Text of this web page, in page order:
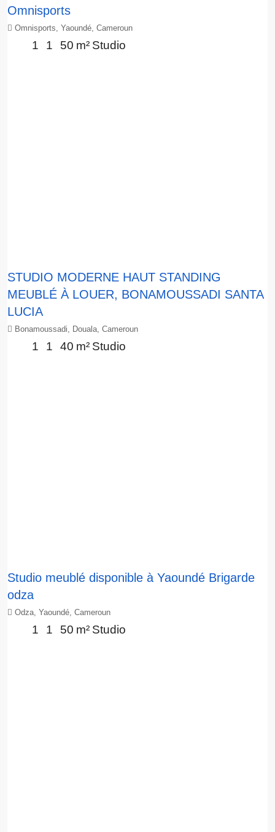
Omnisports
Omnisports, Yaoundé, Cameroun
1 1 50 m² Studio
STUDIO MODERNE HAUT STANDING
MEUBLÉ À LOUER, BONAMOUSSADI SANTA
LUCIA
Bonamoussadi, Douala, Cameroun
1 1 40 m² Studio
Studio meublé disponible à Yaoundé Brigarde
odza
Odza, Yaoundé, Cameroun
1 1 50 m² Studio